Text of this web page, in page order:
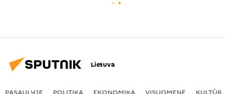
Lietuva
PASAULYJE POLITIKA EKONOMIKA VISUOMENĖ KULTŪRA